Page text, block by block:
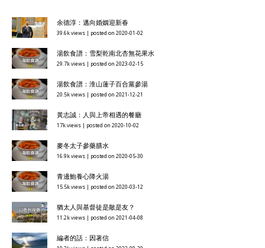
余德淳：邁向婚姻迎新春
39.6k views posted on 2020-01-02
湯飲食譜：雪梨乾南北杏無花果水
29.7k views posted on 2023-02-15
湯飲食譜：淮山蓮子百合黨參湯
20.5k views posted on 2021-12-21
黃志誠：人與上帝相遇的餐廳
17k views posted on 2020-10-02
麥冬太子參藥膳水
16.9k views posted on 2020-05-30
青邊鮑養心降火湯
15.5k views posted on 2020-03-12
猶太人與基督徒是敵是友？
11.2k views posted on 2021-04-08
編者的話：因著信